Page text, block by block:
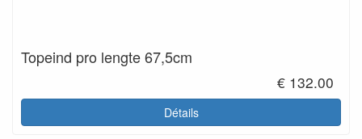
Topeind pro lengte 67,5cm
€ 132.00
Détails